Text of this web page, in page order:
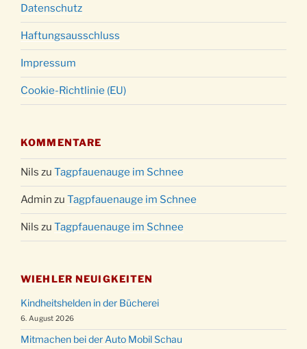
Datenschutz
Haftungsausschluss
Impressum
Cookie-Richtlinie (EU)
KOMMENTARE
Nils zu Tagpfauenauge im Schnee
Admin zu Tagpfauenauge im Schnee
Nils zu Tagpfauenauge im Schnee
WIEHLER NEUIGKEITEN
Kindheitshelden in der Bücherei
6. August 2026
Mitmachen bei der Auto Mobil Schau